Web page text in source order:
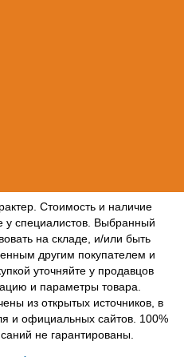
Стоимость и наличие
у специалистов. Выбранный
на складе, и/или быть
другим покупателем и
уточняйте у продавцов
и параметры товара.
из открытых источников, в
и официальных сайтов. 100%
не гарантированы.